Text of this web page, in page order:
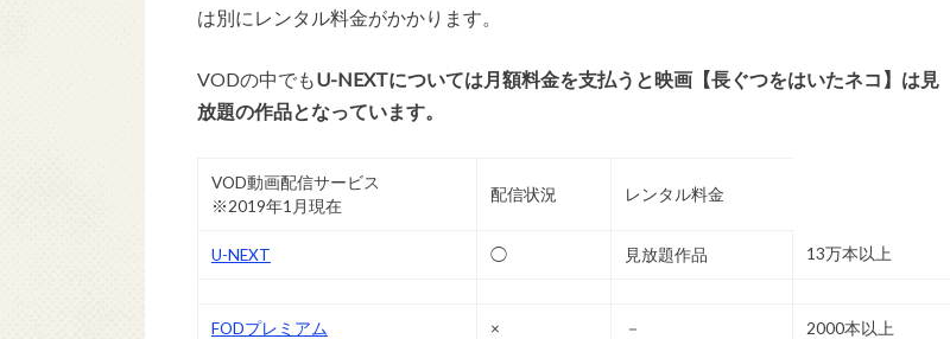
は別にレンタル料金がかかります。
VODの中でもU-NEXTについては月額料金を支払うと映画【長ぐつをはいたネコ】は見
放題の作品となっています。
VOD動画配信サービス
※2019年1月現在
配信状況 レンタル料金
U-NEXT ◯ 見放題作品 13万本以上
FODプレミアム × － 2000本以上